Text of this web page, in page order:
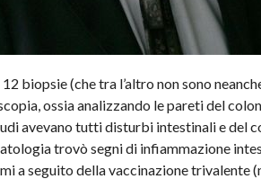
biopsie (che tra l’altro non sono
ossia analizzando le pareti del
avevano tutti disturbi intestinali e del
trovò segni di infiammazione
a seguito della vaccinazione trivalente